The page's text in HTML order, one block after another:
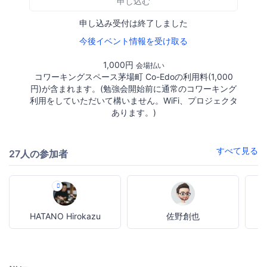
申し込み受付は終了しました
今後イベント情報を受け取る
1,000円 会場払い
コワーキングスペース茅場町 Co-Edoの利用料(1,000
円)が含まれます。(勉強会開始前に通常のコワーキング
利用をしていただいて構いません。WiFi、プロジェクタ
あります。)
27人の参加者 すべて見る
HATANO Hirokazu 佐野創也